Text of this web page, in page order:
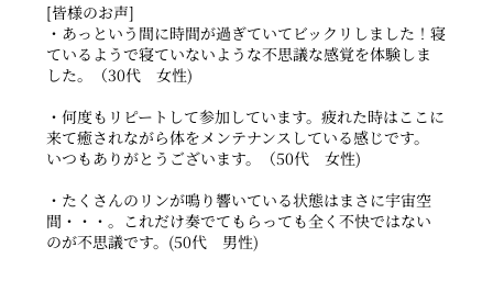
[皆様のお声]
・あっという間に時間が過ぎていてビックリしました！寝
ているようで寝ていないような不思議な感覚を体験しま
した。（30代 女性)
・何度もリピートして参加しています。疲れた時はここに
来て癒されながら体をメンテナンスしている感じです。
いつもありがとうございます。（50代 女性)
・たくさんのリンが鳴り響いている状態はまさに宇宙空
間・・・。これだけ奏でてもらっても全く不快ではない
のが不思議です。(50代 男性)